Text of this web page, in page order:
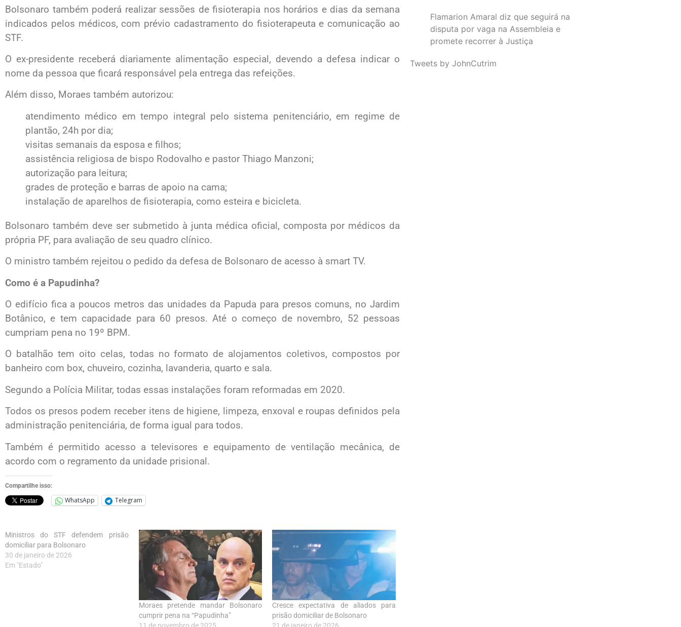
Bolsonaro também poderá realizar sessões de fisioterapia nos horários e dias da semana
indicados pelos médicos, com prévio cadastramento do fisioterapeuta e comunicação ao
STF.
O ex-presidente receberá diariamente alimentação especial, devendo a defesa indicar o
nome da pessoa que ficará responsável pela entrega das refeições.
Além disso, Moraes também autorizou:
atendimento médico em tempo integral pelo sistema penitenciário, em regime de
plantão, 24h por dia;
visitas semanais da esposa e filhos;
assistência religiosa de bispo Rodovalho e pastor Thiago Manzoni;
autorização para leitura;
grades de proteção e barras de apoio na cama;
instalação de aparelhos de fisioterapia, como esteira e bicicleta.
Bolsonaro também deve ser submetido à junta médica oficial, composta por médicos da
própria PF, para avaliação de seu quadro clínico.
O ministro também rejeitou o pedido da defesa de Bolsonaro de acesso à smart TV.
Como é a Papudinha?
O edifício fica a poucos metros das unidades da Papuda para presos comuns, no Jardim
Botânico, e tem capacidade para 60 presos. Até o começo de novembro, 52 pessoas
cumpriam pena no 19º BPM.
O batalhão tem oito celas, todas no formato de alojamentos coletivos, compostos por
banheiro com box, chuveiro, cozinha, lavanderia, quarto e sala.
Segundo a Polícia Militar, todas essas instalações foram reformadas em 2020.
Todos os presos podem receber itens de higiene, limpeza, enxoval e roupas definidos pela
administração penitenciária, de forma igual para todos.
Também é permitido acesso a televisores e equipamento de ventilação mecânica, de
acordo com o regramento da unidade prisional.
Compartilhe isso:
WhatsApp Telegram
Ministros do STF defendem prisão
domiciliar para Bolsonaro
30 de janeiro de 2026
Em "Estado"
Moraes pretende mandar Bolsonaro
cumprir pena na “Papudinha”
Cresce expectativa de aliados para
prisão domiciliar de Bolsonaro
Flamarion Amaral diz que seguirá na
disputa por vaga na Assembleia e
promete recorrer à Justiça
Tweets by JohnCutrim